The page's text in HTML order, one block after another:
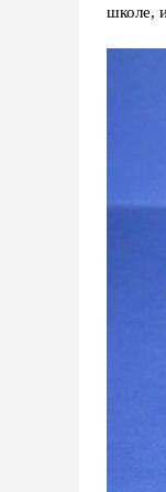
школе,